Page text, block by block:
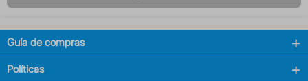
Guía de compras
Políticas